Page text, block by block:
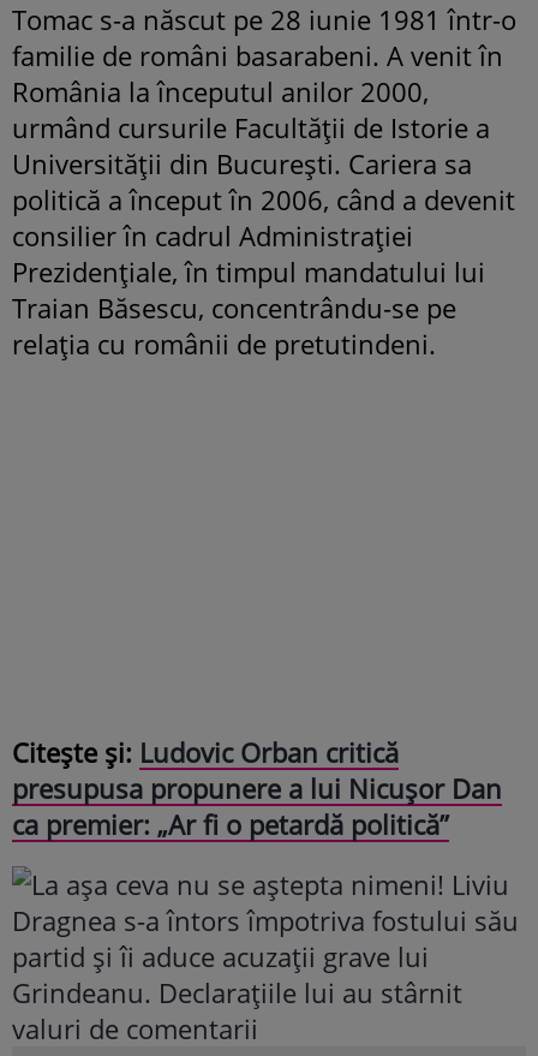
Tomac s-a născut pe 28 iunie 1981 într-o
familie de români basarabeni. A venit în
România la începutul anilor 2000,
urmând cursurile Facultății de Istorie a
Universității din București. Cariera sa
politică a început în 2006, când a devenit
consilier în cadrul Administrației
Prezidențiale, în timpul mandatului lui
Traian Băsescu, concentrându-se pe
relația cu românii de pretutindeni.
Citește și: Ludovic Orban critică
presupusa propunere a lui Nicușor Dan
ca premier: „Ar fi o petardă politică”